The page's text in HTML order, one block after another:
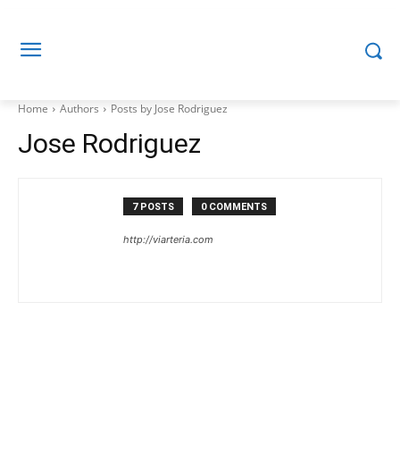
Home Authors Posts by Jose Rodriguez
Jose Rodriguez
7 POSTS 0 COMMENTS
http://viarteria.com